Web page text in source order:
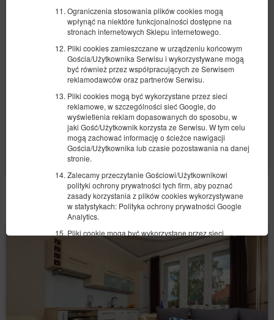
Ograniczenia stosowania plików cookies mogą
wpłynąć na niektóre funkcjonalności dostępne na
stronach internetowych Sklepu internetowego.
Pliki cookies zamieszczane w urządzeniu końcowym
Gościa/Użytkownika Serwisu i wykorzystywane mogą
być również przez współpracujących ze Serwisem
reklamodawców oraz partnerów Serwisu.
Pliki cookies mogą być wykorzystane przez sieci
reklamowe, w szczególności sieć Google, do
wyświetlenia reklam dopasowanych do sposobu, w
jaki Gość/Użytkownik korzysta ze Serwisu. W tym celu
mogą zachować informację o ścieżce nawigacji
Gościa/Użytkownika lub czasie pozostawania na danej
stronie.
Zalecamy przeczytanie Gościowi/Użytkownikowi
polityki ochrony prywatności tych firm, aby poznać
zasady korzystania z plików cookies wykorzystywane
w statystykach: Polityka ochrony prywatności Google
Analytics.
Pliki cookie mogą być wykorzystane przez sieci
reklamowe, w szczególności sieć Google, do
wyświetlenia reklam dopasowanych do sposobu, w
jaki Gość/ Użytkownik korzysta z Serwisu. W tym celu
mogą zachować informację o ścieżce nawigacji
użytkownika lub czasie pozostawania na danej stronie.
W zakresie informacji o preferencjach Gościach/
Użytkownika gromadzonych przez sieć reklamową
pow. 70,00 m2
2 sypialnie
1 łóżko podwójne (Double), 1 duże łóżko podwójne (Queen), 1 sofa
1 236,58 zł
Sprzątanie apartamentu 3 pokoje 250 zł
Udostępnij
Szczegóły Dostępność
Pokaż oferty
POZOSTAŁE OFERTY